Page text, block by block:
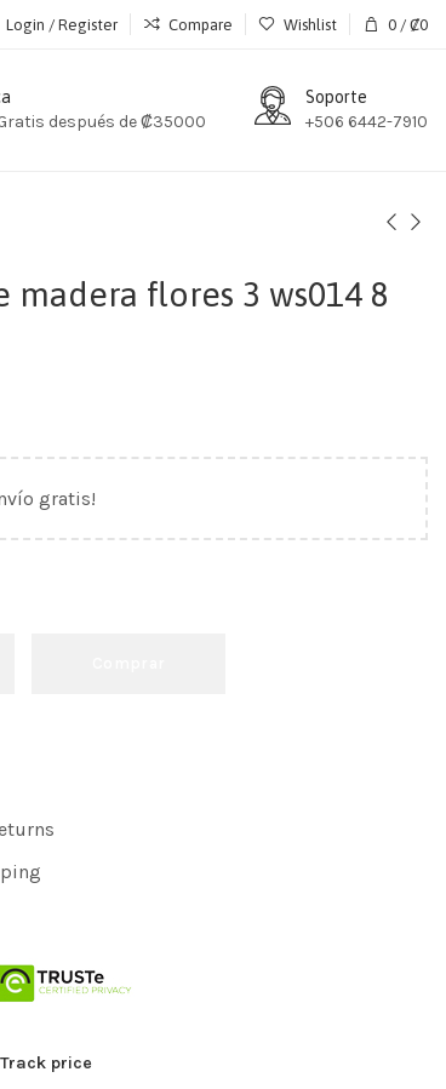
Login / Register Compare Wishlist 0 / ₡0
después de ₡35000
Soporte
+506 6442-7910
flores 3 ws014 8
gratis!
Track price